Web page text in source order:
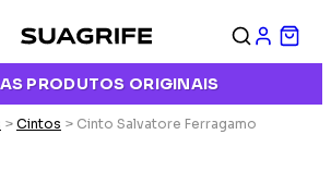
PRODUTOS ORIGINAIS
> Cintos > Cinto Salvatore Ferragamo